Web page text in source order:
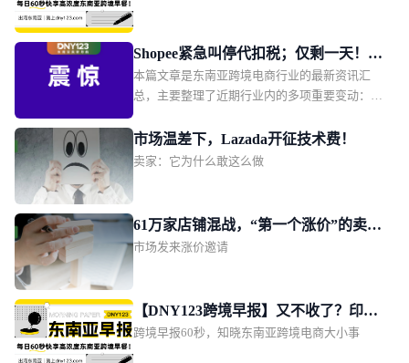
Shopee紧急叫停代扣税；仅剩一天！两
大平台被点名全面下架这款产品；
Shopee新增两大硬核权益
本篇文章是东南亚跨境电商行业的最新资讯汇
总，主要整理了近期行业内的多项重要变动：包
Shopee 印尼本土店紧急叫停代扣第 22 条所得
税；Shopee 越南站点升级商城、优选及优选 + 店
家集体向贸易竞争委员会投诉；菲律宾海关查获
两批申报不实的走私烟花爆竹等区域监管动态与
行业事件。国内机票燃油费再调低据央视新闻报
800公里（含）以下收取40元，较此前分别降低
30元和10元。
市场温差下，Lazada开征技术费！
卖家：它为什么敢这么做
61万家店铺混战，“第一个涨价”的卖家
瓜分万亿蛋糕
市场发来涨价邀请
【DNY123跨境早报】又不收了？印尼
再次推迟电商代扣税；泰国电商规模预
跨境早报60秒，知晓东南亚跨境电商大小事